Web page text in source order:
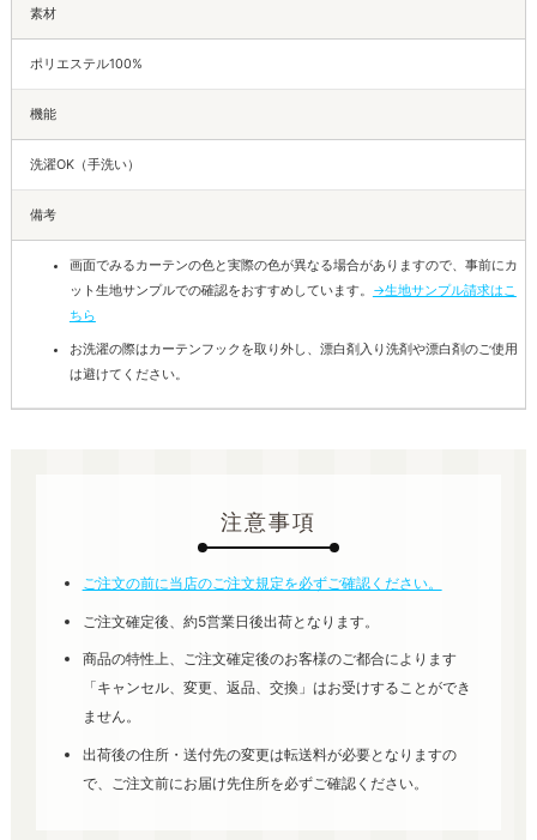
素材
ポリエステル100%
機能
洗濯OK（手洗い）
備考
画面でみるカーテンの色と実際の色が異なる場合がありますので、事前にカ
ット生地サンプルでの確認をおすすめしています。 →生地サンプル請求はこ
ちら
お洗濯の際はカーテンフックを取り外し、漂白剤入り洗剤や漂白剤のご使用
は避けてください。
注意事項
ご注文の前に当店のご注文規定を必ずご確認ください。
ご注文確定後、約5営業日後出荷となります。
商品の特性上、ご注文確定後のお客様のご都合によります
「キャンセル、変更、返品、交換」はお受けすることができ
ません。
出荷後の住所・送付先の変更は転送料が必要となりますの
で、ご注文前にお届け先住所を必ずご確認ください。